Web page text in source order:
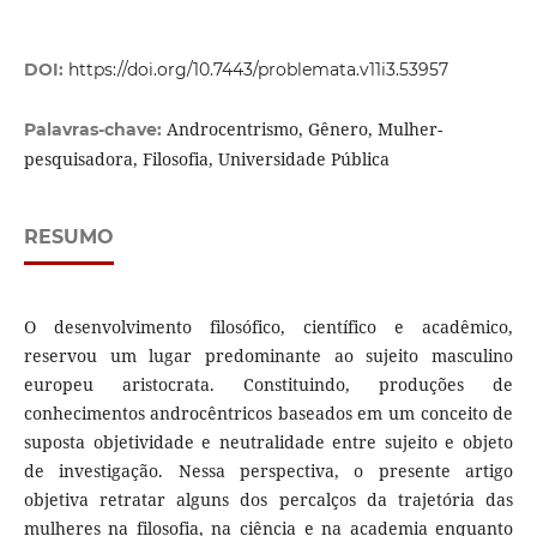
DOI: https://doi.org/10.7443/problemata.v11i3.53957
Palavras-chave: Androcentrismo, Gênero, Mulher-
pesquisadora, Filosofia, Universidade Pública
RESUMO
O desenvolvimento filosófico, científico e acadêmico,
reservou um lugar predominante ao sujeito masculino
europeu aristocrata. Constituindo, produções de
conhecimentos androcêntricos baseados em um conceito de
suposta objetividade e neutralidade entre sujeito e objeto
de investigação. Nessa perspectiva, o presente artigo
objetiva retratar alguns dos percalços da trajetória das
mulheres na filosofia, na ciência e na academia enquanto